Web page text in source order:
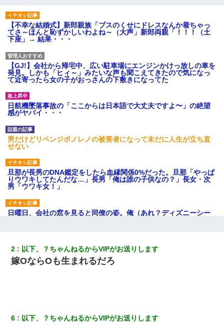
【不幸な結婚式】新郎親族「ブスのくせにドレスなんか着ちゃっ
てさ～ほんと恥ずかしいわよね～（大声」新郎両親「！！！（土
下座」→ 結果・・・
【GJ!】会社から帰宅中、広い駐車場にエンジンかけっ放しの車を
発見。しかも「ヒィ～」みたいな声も聞こえてきたので気になっ
て近寄ったら女の子がおっさんの下敷きになってた
日航機墜落事故の「ここからは日本語で大丈夫ですよ〜」の絶望
感がヤバイ・・・
男だけどリベンジポノレノの被害者になって未だに人生が立ち直
せない
旦那が長男のDNA鑑定をしたら血縁関係0%だった。旦那「やっぱ
りウワキしてたんだな…」長男「俺は誰の子供なの？」長女・次
男「ウワキ女！」
日曜日、会社の窓を見ると同僚の姿。俺（あれ？ディズニーシー
妻「ずっと好きだった人と一緒になりたいから、わかれてくださ
い」→離婚後、娘と実家で生活してると…
旦那の元嫁「離婚したとはいえ、私が本来の妻。許可なく結婚す
2 以下、？ちゃんねるからVIPがお送りします
嫁OならOも生まれるだろ
6 以下、？ちゃんねるからVIPがお送りします